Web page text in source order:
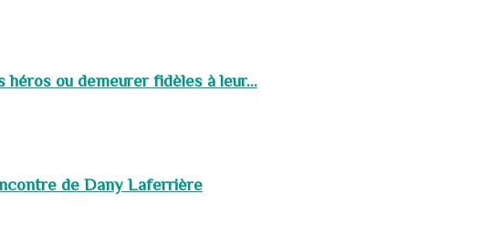
ou demeurer fidèles à leur...
de Dany Laferrière